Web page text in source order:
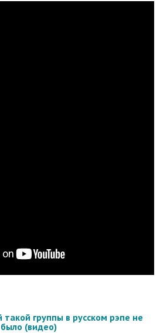
группы в русском рэпе не
было (видео)